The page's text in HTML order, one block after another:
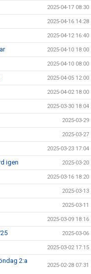
2025-04-17 08:30
2025-04-16 14:28
2025-04-12 16:40
2025-04-10 18:00
2025-04-10 08:00
2025-04-05 12:00
2025-04-02 18:00
2025-03-30 18:04
2025-03-29
2025-03-27
2025-03-23 17:04
igen 2025-03-20
2025-03-16 18:20
2025-03-13
2025-03-11
2025-03-09 18:16
2025-03-06
2025-03-02 17:15
2:a
2025-02-28 07:31